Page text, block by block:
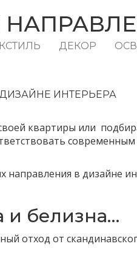
ДЕКОР
ИНТЕРЬЕРА
квартиры или
в дизайне
и белизна…
отход от